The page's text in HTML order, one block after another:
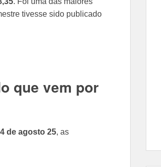
tivesse sido publicado
que vem por
de agosto 25, as